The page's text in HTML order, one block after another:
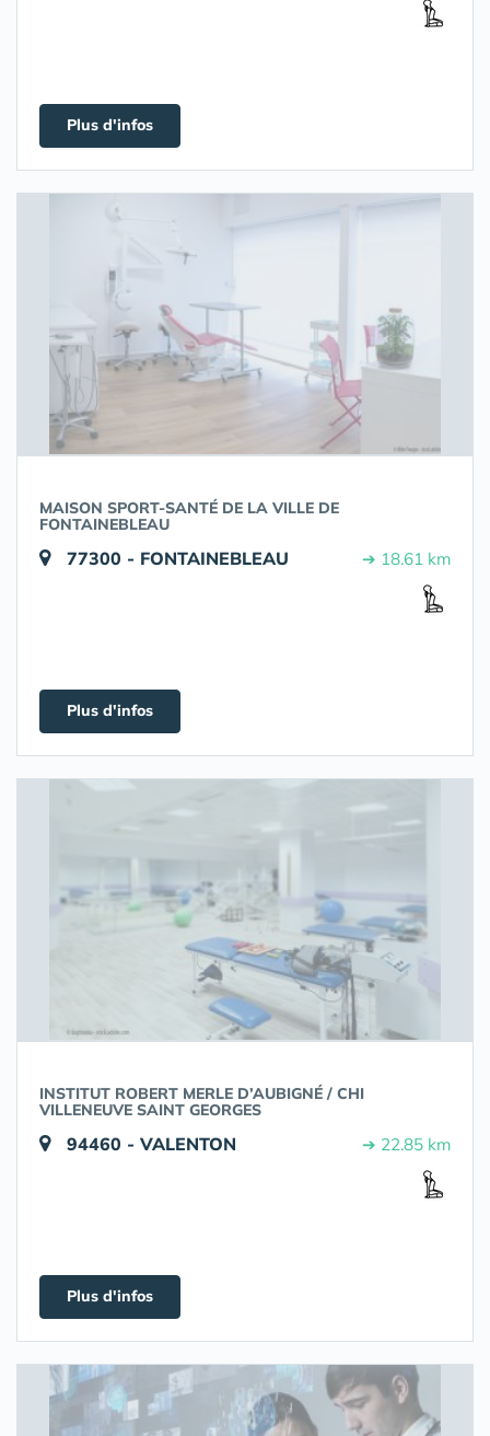
Plus d'infos
MAISON SPORT-SANTÉ DE LA VILLE DE
FONTAINEBLEAU
77300 - FONTAINEBLEAU ➔ 18.61 km
Plus d'infos
INSTITUT ROBERT MERLE D’AUBIGNÉ / CHI
VILLENEUVE SAINT GEORGES
94460 - VALENTON ➔ 22.85 km
Plus d'infos